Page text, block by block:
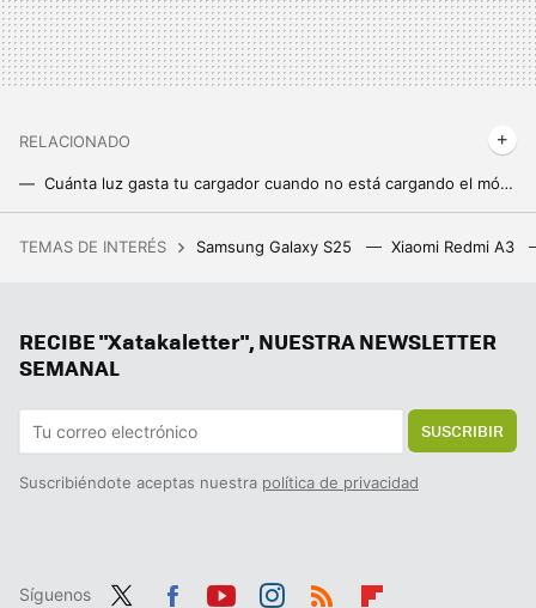
RELACIONADO
Cuánta luz gasta tu cargador cuando no está cargando el móvil: éste es su consumo fantasma
TEMAS DE INTERÉS Samsung Galaxy S25 Xiaomi Redmi A3
RECIBE "Xatakaletter", NUESTRA NEWSLETTER
SEMANAL
SUSCRIBIR
Suscribiéndote aceptas nuestra política de privacidad
Síguenos